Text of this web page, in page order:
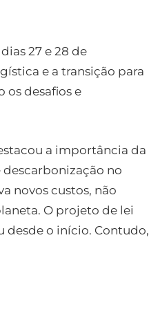
27 e 28 de
e a transição para
os desafios e
a importância da
no
novos custos, não
O projeto de lei
desde o início. Contudo,